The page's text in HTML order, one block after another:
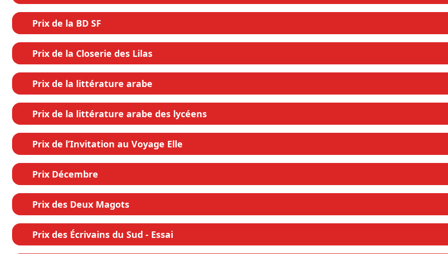
Prix de la BD SF
Prix de la Closerie des Lilas
Prix de la littérature arabe
Prix de la littérature arabe des lycéens
Prix de l’Invitation au Voyage Elle
Prix Décembre
Prix des Deux Magots
Prix des Écrivains du Sud - Essai